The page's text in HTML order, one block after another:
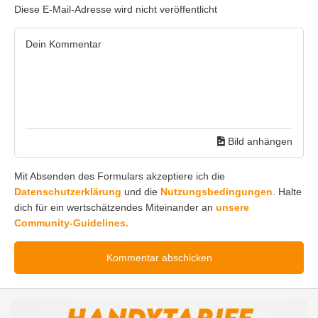
Diese E-Mail-Adresse wird nicht veröffentlicht
Bild anhängen
Mit Absenden des Formulars akzeptiere ich die
Datenschutzerklärung und die Nutzungsbedingungen . Halte
dich für ein wertschätzendes Miteinander an unsere
Community-Guidelines.